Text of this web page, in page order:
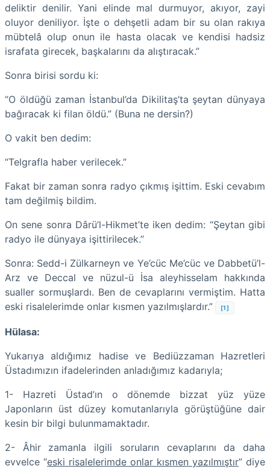
deliktir denilir. Yani elinde mal durmuyor, akıyor, zayi
oluyor deniliyor. İşte o dehşetli adam bir su olan rakıya
mübtelâ olup onun ile hasta olacak ve kendisi hadsiz
israfata girecek, başkalarını da alıştıracak.”
Sonra birisi sordu ki:
“O öldüğü zaman İstanbul’da Dikilitaş’ta şeytan dünyaya
bağıracak ki filan öldü.” (Buna ne dersin?)
O vakit ben dedim:
“Telgrafla haber verilecek.”
Fakat bir zaman sonra radyo çıkmış işittim. Eski cevabım
tam değilmiş bildim.
On sene sonra Dârü’l-Hikmet’te iken dedim: “Şeytan gibi
radyo ile dünyaya işittirilecek.”
Sonra: Sedd-i Zülkarneyn ve Ye’cüc Me’cüc ve Dabbetü’l-
Arz ve Deccal ve nüzul-ü İsa aleyhisselam hakkında
sualler sormuşlardı. Ben de cevaplarını vermiştim. Hatta
eski risalelerimde onlar kısmen yazılmışlardır.”
[1]
Hülasa:
Yukarıya aldığımız hadise ve Bediüzzaman Hazretleri
Üstadımızın ifadelerinden anladığımız kadarıyla;
1- Hazreti Üstad’ın o dönemde bizzat yüz yüze
Japonların üst düzey komutanlarıyla görüştüğüne dair
kesin bir bilgi bulunmamaktadır.
2- Âhir zamanla ilgili soruların cevaplarını da daha
evvelce “eski risalelerimde onlar kısmen yazılmıştır” diye